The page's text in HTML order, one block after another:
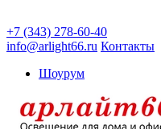
+7 (343) 278-60-40
info@arlight66.ru Контакты
Шоурум